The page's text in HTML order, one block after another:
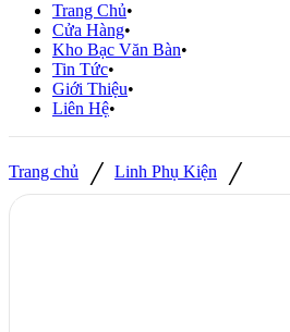
Trang Chủ
Cửa Hàng
Kho Bạc Văn Bàn
Tin Tức
Giới Thiệu
Liên Hệ
Trang chủ / Linh Phụ Kiện /